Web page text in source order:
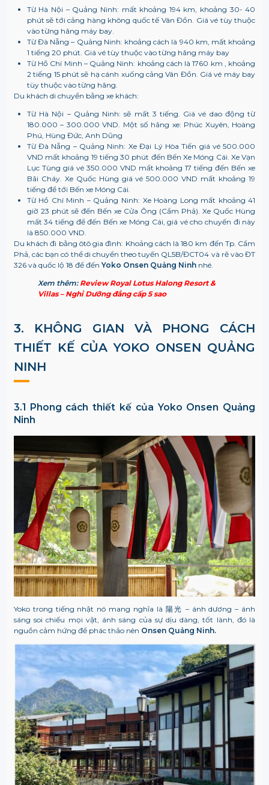
Từ Hà Nội – Quảng Ninh: mất khoảng 194 km, khoảng 30- 40
phút sẽ tới cảng hàng không quốc tế Vân Đồn. Giá vé tùy thuộc
vào từng hãng máy bay.
Từ Đà Nẵng – Quảng Ninh: khoảng cách là 940 km, mất khoảng
1 tiếng 20 phút. Giá vé tùy thuộc vào từng hãng máy bay
Từ Hồ Chí Minh – Quảng Ninh: khoảng cách là 1760 km , khoảng
2 tiếng 15 phút sẽ hạ cánh xuống cảng Vân Đồn. Giá vé máy bay
tùy thuộc vào từng hãng.
Du khách di chuyển bằng xe khách:
Từ Hà Nội – Quảng Ninh: sẽ mất 3 tiếng. Giá vé dao động từ
180.000 – 300.000 VND. Một số hãng xe: Phúc Xuyên, Hoàng
Phú, Hùng Đức, Anh Dũng
Từ Đà Nẵng – Quảng Ninh: Xe Đại Lý Hòa Tiến giá vé 500.000
VND mất khoảng 19 tiếng 30 phút đến Bến Xe Móng Cái. Xe Vạn
Lục Tùng giá vé 350.000 VND mất khoảng 17 tiếng đến Bến xe
Bãi Cháy. Xe Quốc Hùng giá vé 500.000 VND mất khoảng 19
tiếng để tới Bến xe Móng Cái.
Từ Hồ Chí Minh – Quảng Ninh: Xe Hoàng Long mất khoảng 41
giờ 23 phút sẽ đến Bến xe Cửa Ông (Cẩm Phả). Xe Quốc Hùng
mất 34 tiếng để đến Bến xe Móng Cái, giá vé cho chuyến đi này
là 850.000 VND.
Du khách đi bằng ôtô gia đình: Khoảng cách là 180 km đến Tp. Cẩm
Phả, các bạn có thể di chuyển theo tuyến QL5B/ĐCT04 và rẽ vào ĐT
326 và quốc lộ 18 để đến Yoko Onsen Quảng Ninh nhé.
Xem thêm: Review Royal Lotus Halong Resort &
Villas – Nghỉ Dưỡng đẳng cấp 5 sao
3. KHÔNG GIAN VÀ PHONG CÁCH
THIẾT KẾ CỦA YOKO ONSEN QUẢNG
NINH
3.1 Phong cách thiết kế của Yoko Onsen Quảng
Ninh
Yoko trong tiếng nhật nó mang nghĩa là 陽光 – ánh dương – ánh
sáng soi chiếu mọi vật, ánh sáng của sự dịu dàng, tốt lành, đó là
nguồn cảm hứng để phác thảo nên Onsen Quảng Ninh.